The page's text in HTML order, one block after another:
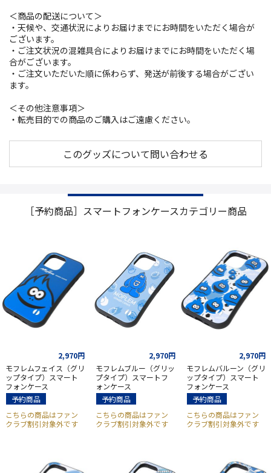
＜商品の配送について＞
・天候や、交通状況によりお届けまでにお時間をいただく場合が
ございます。
・ご注文状況の混雑具合によりお届けまでにお時間をいただく場
合がございます。
・ご注文いただいた順に係わらず、発送が前後する場合がござい
ます。
＜その他注意事項＞
・転売目的での商品のご購入はご遠慮ください。
このグッズについて問い合わせる
［予約商品］スマートフォンケースカテゴリー商品
2,970円
モフレムフェイス（グリ
ップタイプ）スマート
フォンケース
予約商品
こちらの商品はファン
クラブ割引対象外です
2,970円
モフレムブルー（グリッ
プタイプ）スマートフ
ォンケース
予約商品
こちらの商品はファン
クラブ割引対象外です
2,970円
モフレムバルーン（グリ
ップタイプ）スマート
フォンケース
予約商品
こちらの商品はファン
クラブ割引対象外です